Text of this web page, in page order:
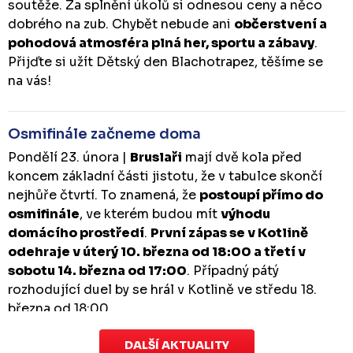
soutěže. Za splnění úkolů si odnesou ceny a něco
dobrého na zub. Chybět nebude ani občerstvení a
pohodová atmosféra plná her, sportu a zábavy.
Přijďte si užít Dětský den Blachotrapez, těšíme se
na vás!
Osmifinále začneme doma
Pondělí 23. února | Bruslaři mají dvě kola před
koncem základní části jistotu, že v tabulce skončí
nejhůře čtvrtí. To znamená, že postoupí přímo do
osmifinále, ve kterém budou mítvýhodu
domácího prostředí. První zápas se v Kotlině
odehraje v úterý 10. března od 18:00 a třetí v
sobotu 14. března od 17:00. Případný pátý
rozhodující duel by se hrál v Kotlině ve středu 18.
března od 18:00.
DALŠÍ AKTUALITY